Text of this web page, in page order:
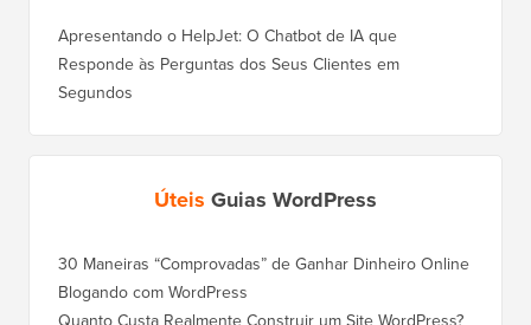
Apresentando o HelpJet: O Chatbot de IA que
Responde às Perguntas dos Seus Clientes em
Segundos
Úteis Guias WordPress
30 Maneiras “Comprovadas” de Ganhar Dinheiro Online
Blogando com WordPress
Quanto Custa Realmente Construir um Site WordPress?